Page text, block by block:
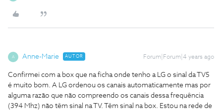
A Anne-Marie AUTOR Forum|Forum|4 years ago
Confirmei com a box que na ficha onde tenho a LG o sinal da TV5
é muito bom. A LG ordenou os canais automaticamente mas por
alguma razão que não compreendo os canais dessa frequência
(394 Mhz) não têm sinal na TV. Têm sinal na box. Estou na rede de